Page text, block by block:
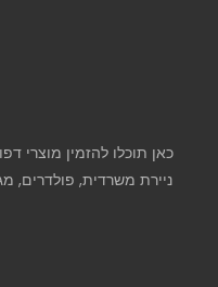
כאן תוכלו להזמין מוצרי
ניירת משרדית, פולדרים,